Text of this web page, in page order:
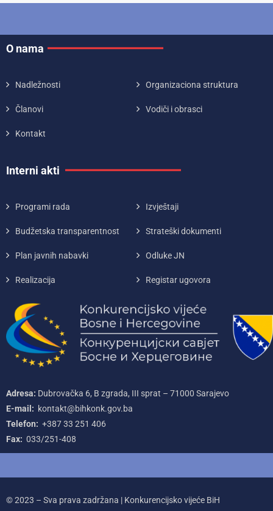
O nama
Nadležnosti Organizaciona struktura
Članovi Vodiči i obrasci
Kontakt
Interni akti
Programi rada Izvještaji
Budžetska transparentnost Strateški dokumenti
Plan javnih nabavki Odluke JN
Realizacija Registar ugovora
Adresa: Dubrovačka 6, B zgrada, III sprat – 71000‌ Sarajevo
E-mail: kontakt@bihkonk.gov.ba
Telefon: +387‌ 33‌ 251‌ 406
Fax: 033/251-408
© 2023 – Sva prava zadržana | Konkurencijsko vijeće BiH